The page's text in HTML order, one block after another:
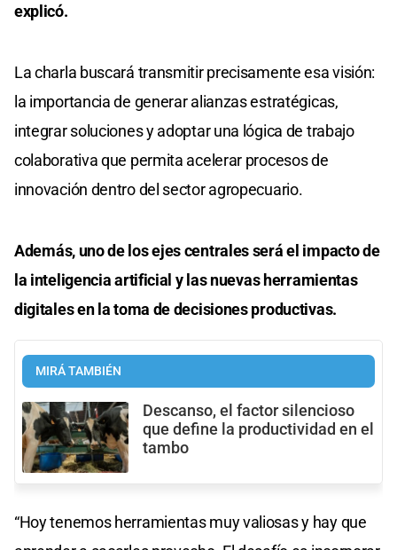
explicó.
La charla buscará transmitir precisamente esa visión:
la importancia de generar alianzas estratégicas,
integrar soluciones y adoptar una lógica de trabajo
colaborativa que permita acelerar procesos de
innovación dentro del sector agropecuario.
Además, uno de los ejes centrales será el impacto de
la inteligencia artificial y las nuevas herramientas
digitales en la toma de decisiones productivas.
MIRÁ TAMBIÉN
Descanso, el factor silencioso
que define la productividad en el
tambo
“Hoy tenemos herramientas muy valiosas y hay que